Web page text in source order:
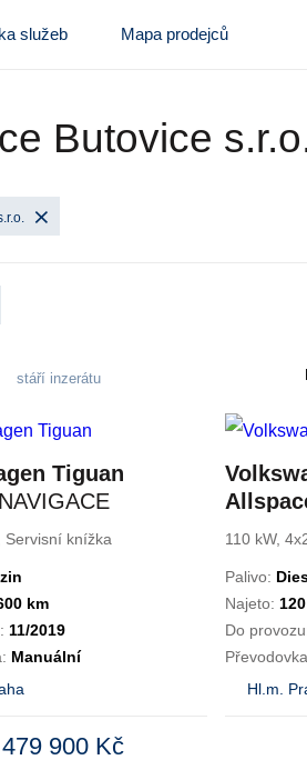
služeb Mapa prodejců
Butovice
stáří inzerátu
Tiguan
Servisní knížka
km
11/2019
Manuální
479 900 Kč
110 kW,
Palivo:
Najeto:
Do
Hl.m.